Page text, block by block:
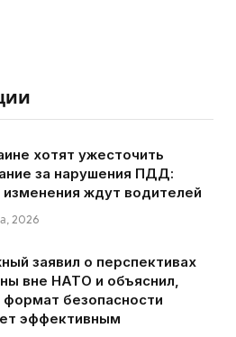
хотят ужесточить
за нарушения ПДД:
изменения ждут водителей
2026
заявил о перспективах
вне НАТО и объяснил,
формат безопасности
эффективным